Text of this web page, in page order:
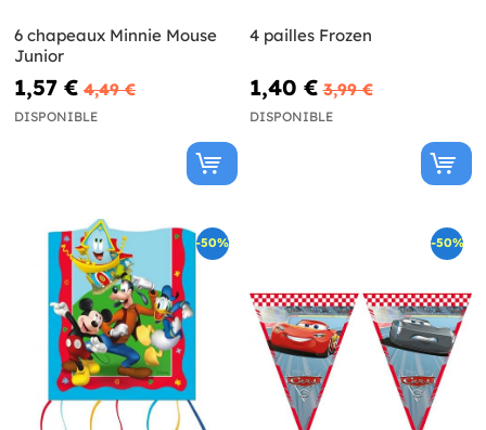
6 chapeaux Minnie Mouse
Junior
1,57 € 4,49 €
DISPONIBLE
4 pailles Frozen
1,40 € 3,99 €
DISPONIBLE
-50% -50%